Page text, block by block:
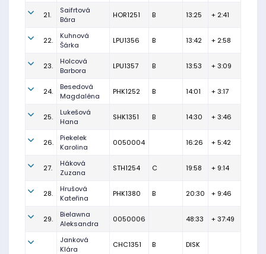
21.
Saifrtová
Bára
HOR1251 B 13:25 + 2:41
22.
Kuhnová
Šárka
LPU1356 B 13:42 + 2:58
23.
Holcová
Barbora
LPU1357 B 13:53 + 3:09
24.
Besedová
Magdaléna
PHK1252 B 14:01 + 3:17
25.
Lukešová
Hana
SHK1351 B 14:30 + 3:46
26.
Piekelek
Karolina
0050004 16:26 + 5:42
27.
Háková
Zuzana
STH1254 C 19:58 + 9:14
28.
Hrušová
Kateřina
PHK1380 B 20:30 + 9:46
29.
Bielawna
Aleksandra
0050006 48:33 + 37:49
Janková
Klára
CHC1351 B DISK